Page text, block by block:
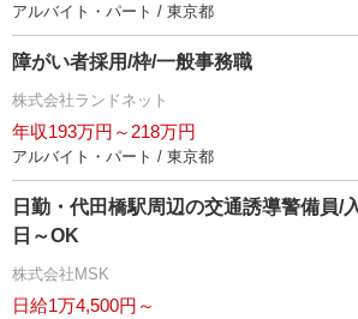
アルバイト・パート / 東京都
障がい者採用/枠/一般事務職
株式会社ランドネット
年収193万円～218万円
アルバイト・パート / 東京都
日勤・代田橋駅周辺の交通誘導警備員/
日～OK
株式会社MSK
日給1万4,500円～